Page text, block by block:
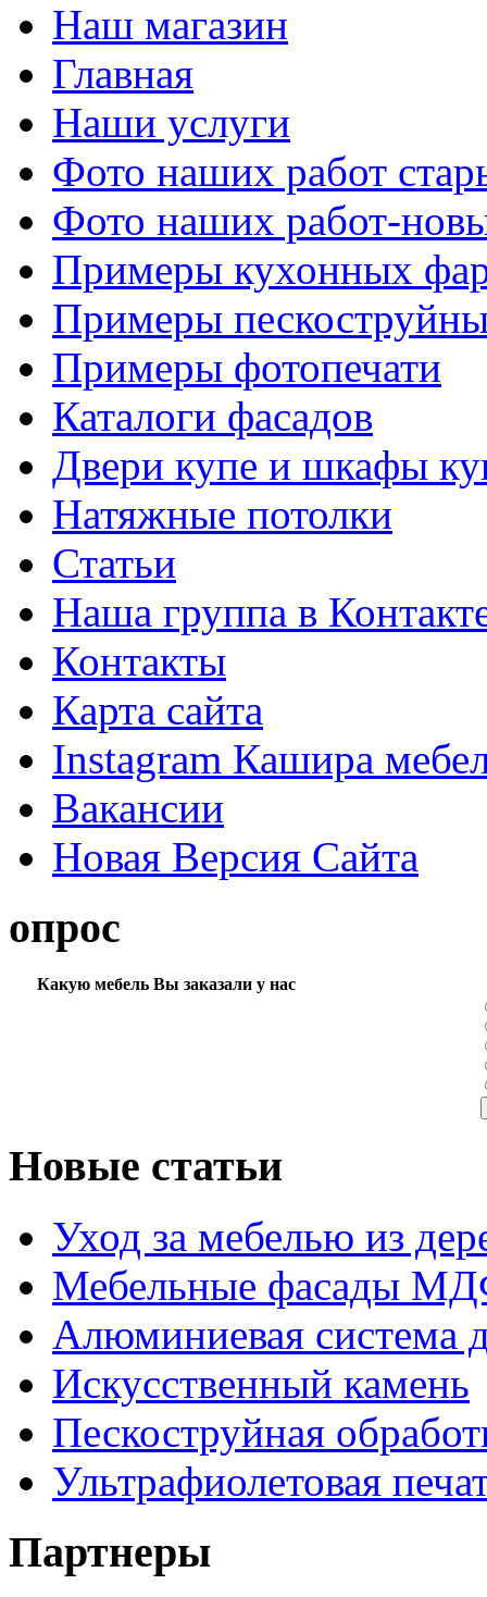
Наш магазин
Главная
Наши услуги
Фото наших работ
Фото наших работ-
Примеры кухонных
Примеры
Примеры фотопечати
Каталоги фасадов
Двери купе и шкафы
Натяжные потолки
Статьи
Наша группа в
Контакты
Карта сайта
Instagram Кашира
Вакансии
Новая Версия Сайта
опрос
Какую мебель Вы заказали у нас
Новые статьи
Уход за мебелью из
Мебельные фасады
Алюминиевая система
Искусственный камень
Пескоструйная
Ультрафиолетовая
Партнеры